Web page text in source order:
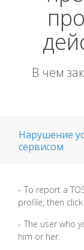
В чем
Нарушение
сервисом
To report a
profile, then
The user who
him or her.